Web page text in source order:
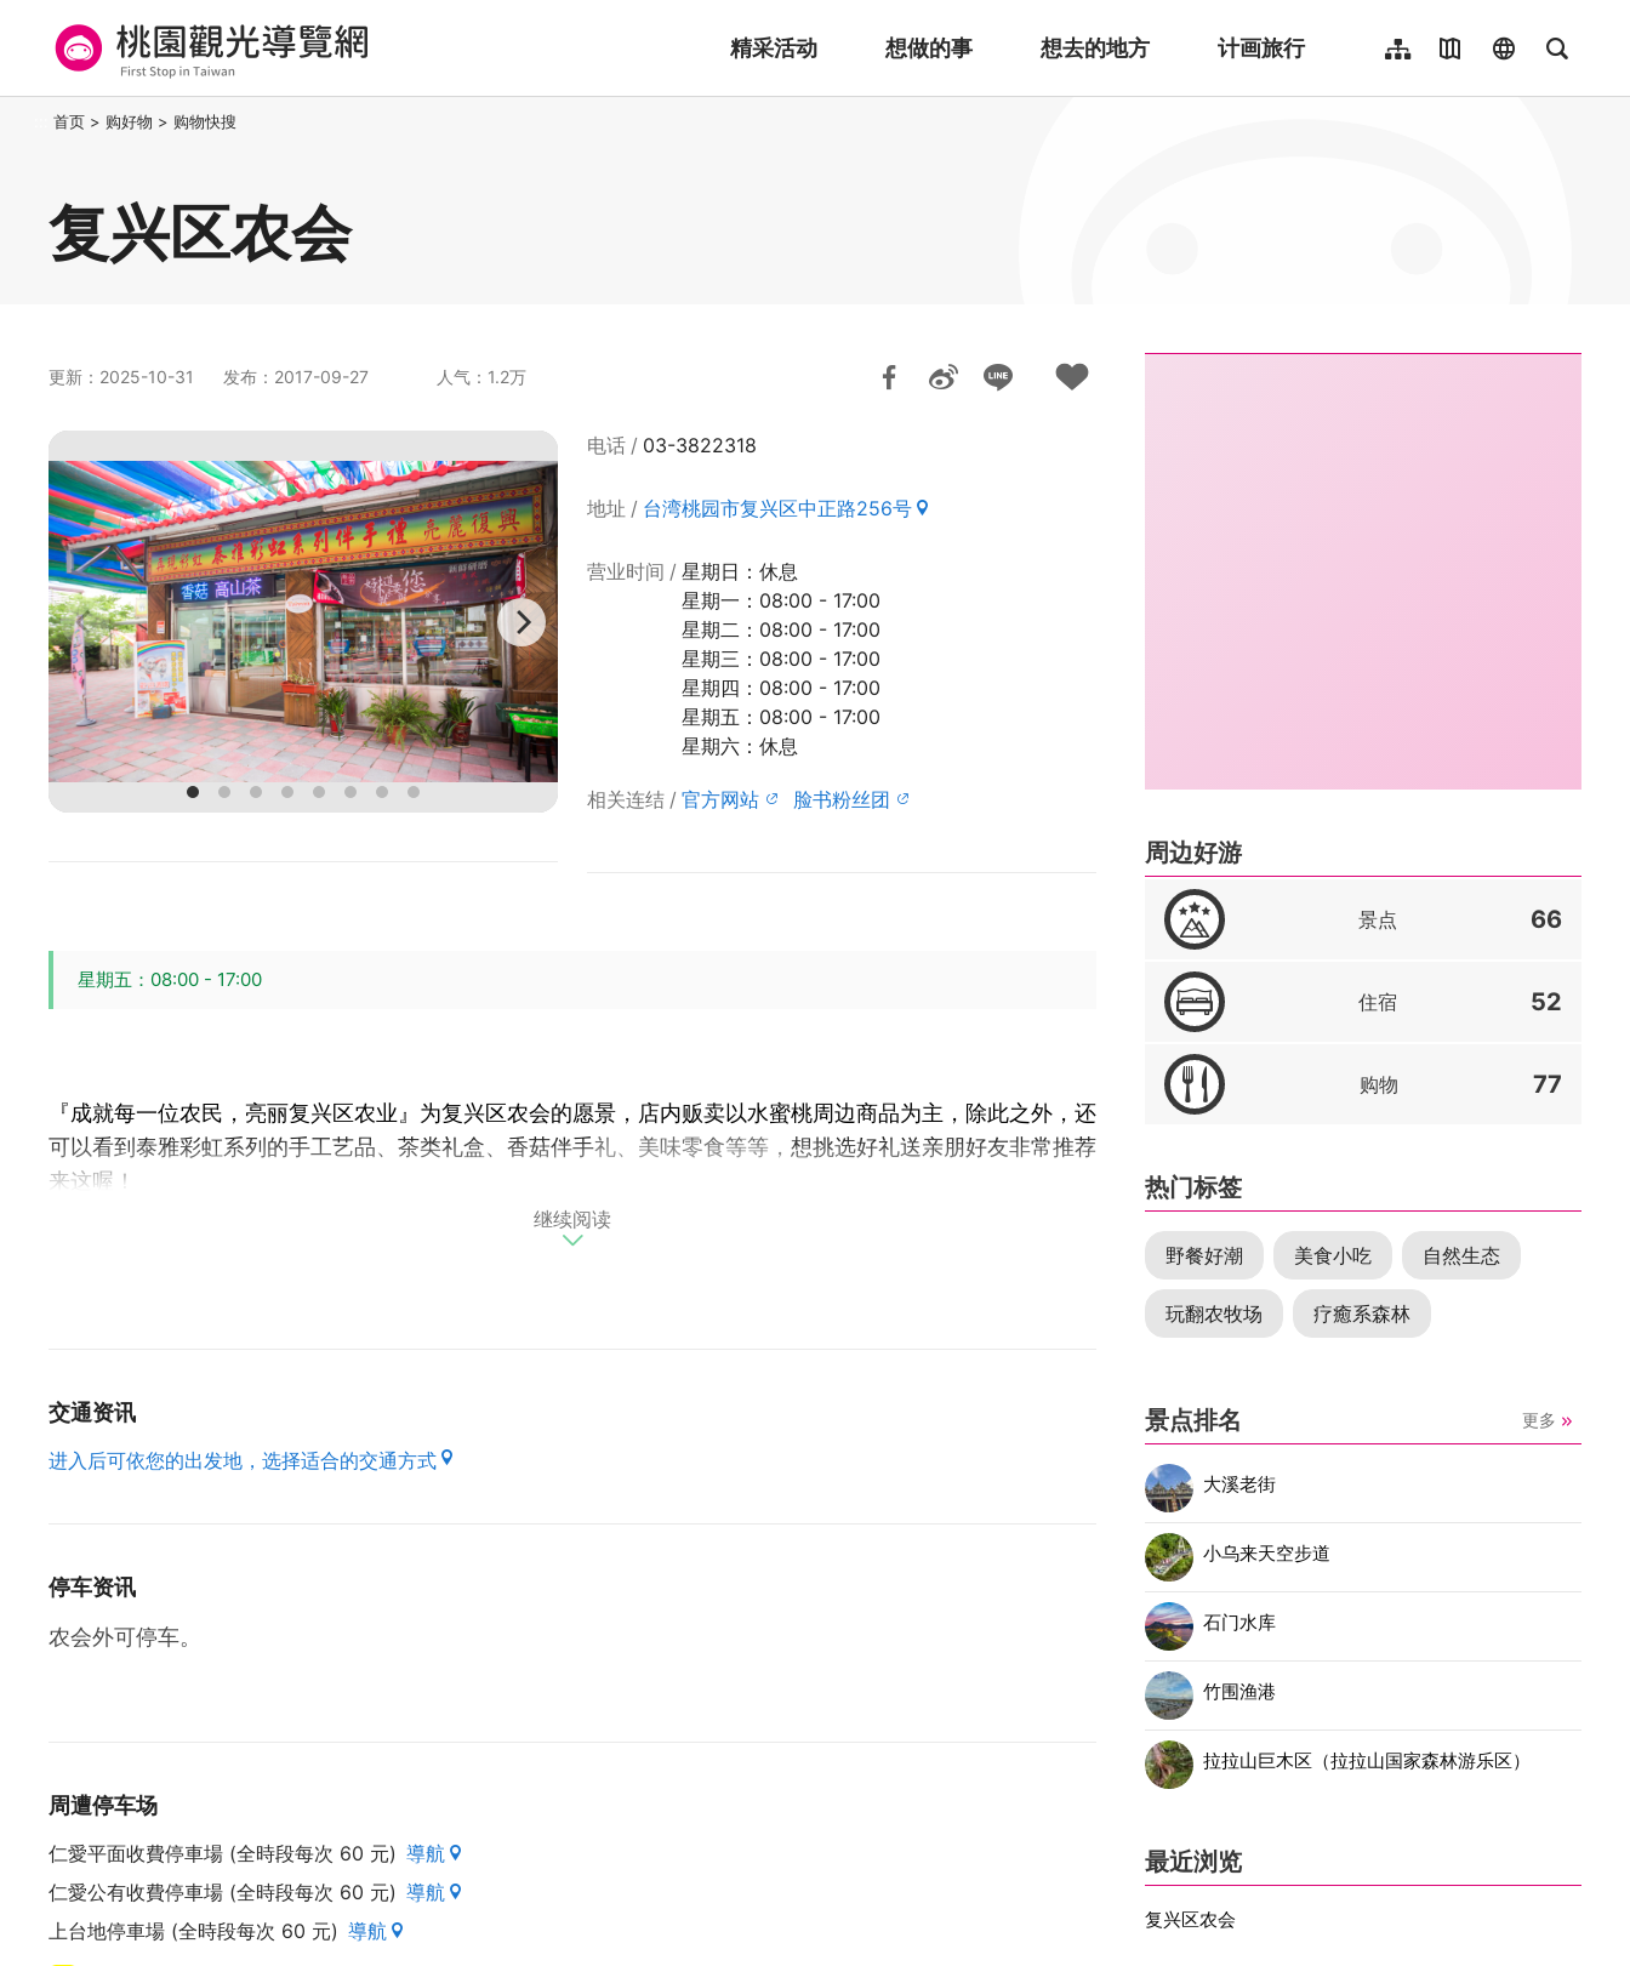
要
桃园观光导览网
精采活动 想做的事 想去的地方 计画旅行
网站导览地图导览language全文检
首页 > 购好物 > 购物快搜
复兴区农会
更新：2025-10-31 发布：2017-09-27 人气：1.2万
电话 03-3822318
地址 台湾桃园市复兴区中正路256号
营业时间
星期日：休息
星期一：08:00 - 17:00
星期二：08:00 - 17:00
星期三：08:00 - 17:00
星期四：08:00 - 17:00
星期五：08:00 - 17:00
星期六：休息
相关连结 官方网站 脸书粉丝团
星期五：08:00 - 17:00
『成就每一位农民，亮丽复兴区农业』为复兴区农会的愿景，店内贩卖以水蜜桃周边商品为主，除此之外，还
可以看到泰雅彩虹系列的手工艺品、茶类礼盒、香菇伴手礼、美味零食等等， 想挑选好礼送亲朋好友非常推荐
来这喔！
继续阅读
交通资讯
进入后可依您的出发地，选择适合的交通方式
停车资讯
农会外可停车。
周遭停车场
仁愛平面收費停車場 (全時段每次 60 元) 導航
仁愛公有收費停車場 (全時段每次 60 元) 導航
上台地停車場 (全時段每次 60 元) 導航
:::
周边好游
景点 66
住宿 52
购物 77
热门标签
野餐好潮 美食小吃 自然生态
玩翻农牧场 疗癒系森林
景点排名 更多
大溪老街
小乌来天空步道
石门水库
竹围渔港
拉拉山巨木区（拉拉山国家森林游乐区）
最近浏览
复兴区农会